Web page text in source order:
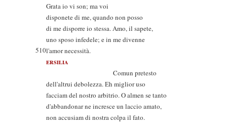
Grata io vi son; ma voi
disponete di me, quando non posso
di me disporre io stessa. Amo, il sapete,
uno sposo infedele; e in me divenne
510l'amor necessità.
ERSILIA
Comun pretesto
dell'altrui debolezza. Eh miglior uso
facciam del nostro arbitrio. O almen se tanto
d'abbandonar ne incresce un laccio amato,
non accusiam di nostra colpa il fato.